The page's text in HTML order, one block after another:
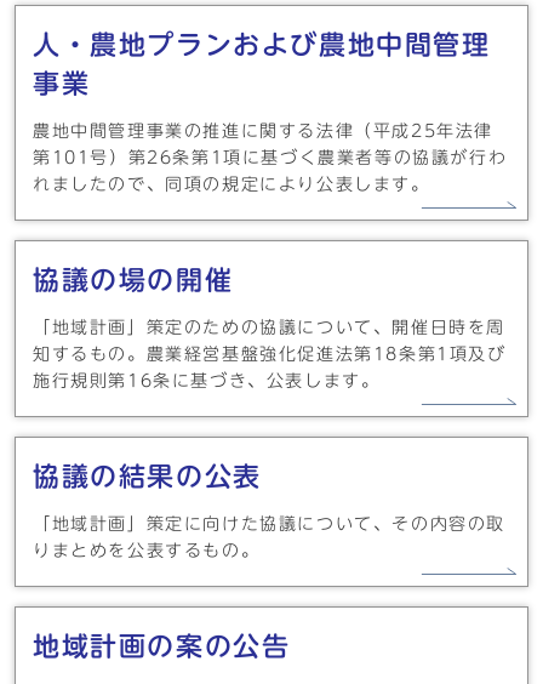
人・農地プランおよび農地中間管理
事業
農地中間管理事業の推進に関する法律（平成25年法律
第101号）第26条第1項に基づく農業者等の協議が行わ
れましたので、同項の規定により公表します。
協議の場の開催
「地域計画」策定のための協議について、開催日時を周
知するもの。農業経営基盤強化促進法第18条第1項及び
施行規則第16条に基づき、公表します。
協議の結果の公表
「地域計画」策定に向けた協議について、その内容の取
りまとめを公表するもの。
地域計画の案の公告